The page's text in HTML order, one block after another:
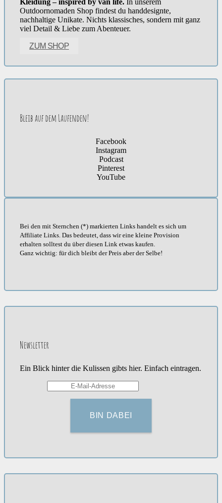
Kleidung – inspired by van life. In unserem
Outdoornomaden Shop findest du handdesignte,
nachhaltige Unikate. Nichts klassisches, sondern mit ganz
viel Detail & Liebe zum Abenteuer.
ZUM SHOP
Bleib auf dem Laufenden!
Facebook
Instagram
Podcast
Pinterest
YouTube
Bei den mit Sternchen (*) markierten Links handelt es sich um
Affiliate Links. Das bedeutet, dass wir eine kleine Provision
erhalten solltest du über diesen Link etwas kaufen.
Ganz wichtig: für dich bleibt der Preis aber der Selbe!
Newsletter
Ein Blick hinter die Kulissen gibts hier. Einfach eintragen.